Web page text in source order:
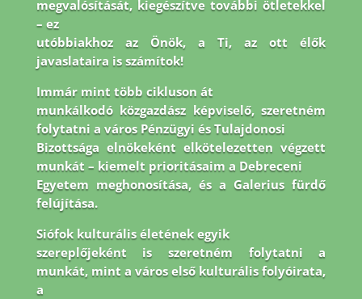
megvalósítását, kiegészítve további ötletekkel
– ez
utóbbiakhoz az Önök, a Ti, az ott élők
javaslataira is számítok!
Immár mint több cikluson át
munkálkodó közgazdász képviselő, szeretném
folytatni a város Pénzügyi és Tulajdonosi
Bizottsága elnökeként elkötelezetten végzett
munkát – kiemelt prioritásaim a Debreceni
Egyetem meghonosítása, és a Galerius fürdő
felújítása.
Siófok kulturális életének egyik
szereplőjeként is szeretném folytatni a
munkát, mint a város első kulturális folyóirata,
a